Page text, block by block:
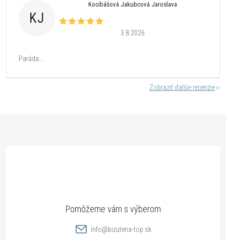
KJ
Kocibášová Jakubcová Jaroslava
3.8.2026
Paráda...
Zobraziť ďalšie recenzie
info@bizuteria-top.sk